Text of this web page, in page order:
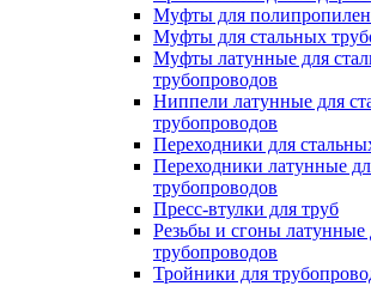
Муфты для
Муфты для стальных
Муфты латунные для
трубопроводов
Ниппели латунные для
трубопроводов
Переходники для
Переходники латунные
трубопроводов
Пресс-втулки для труб
Резьбы и сгоны латунные
трубопроводов
Тройники для